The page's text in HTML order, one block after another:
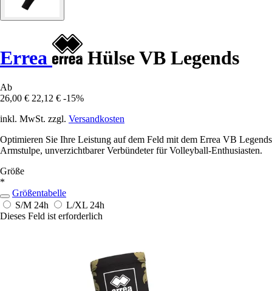
Errea Hülse VB Legends
Ab
26,00 € 22,12 € -15%
inkl. MwSt. zzgl. Versandkosten
Optimieren Sie Ihre Leistung auf dem Feld mit dem Errea VB Legends
Armstulpe, unverzichtbarer Verbündeter für Volleyball-Enthusiasten.
Größe
*
Größentabelle
S/M 24h L/XL 24h
Dieses Feld ist erforderlich